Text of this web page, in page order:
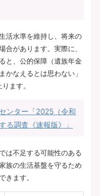
活水準を維持し、将来の
合があります。実際に、
と、公的保障（遺族年金
かなえるとは思わない」
ます。
ンター「2025（令和
る調査《速報版》
」
は不足する可能性のある
族の生活基盤を守るため
きます。